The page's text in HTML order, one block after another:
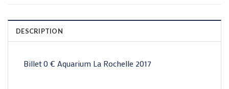
DESCRIPTION
Billet 0 € Aquarium La Rochelle 2017